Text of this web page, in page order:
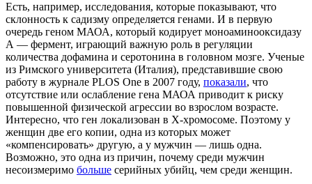
Есть, например, исследования, которые показывают, что
склонность к садизму определяется генами. И в первую
очередь геном МАОА, который кодирует моноаминооксидазу
А — фермент, играющий важную роль в регуляции
количества дофамина и серотонина в головном мозге. Ученые
из Римского университета (Италия), представившие свою
работу в журнале PLOS One в 2007 году, показали, что
отсутствие или ослабление гена МАОА приводит к риску
повышенной физической агрессии во взрослом возрасте.
Интересно, что ген локализован в X-хромосоме. Поэтому у
женщин две его копии, одна из которых может
«компенсировать» другую, а у мужчин — лишь одна.
Возможно, это одна из причин, почему среди мужчин
несоизмеримо больше серийных убийц, чем среди женщин.